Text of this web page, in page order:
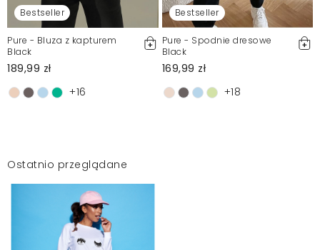
Bestseller
Pure - Bluza z kapturem
Black
189,99 zł
+16
Bestseller
Pure - Spodnie dresowe
Black
169,99 zł
+18
Ostatnio przeglądane